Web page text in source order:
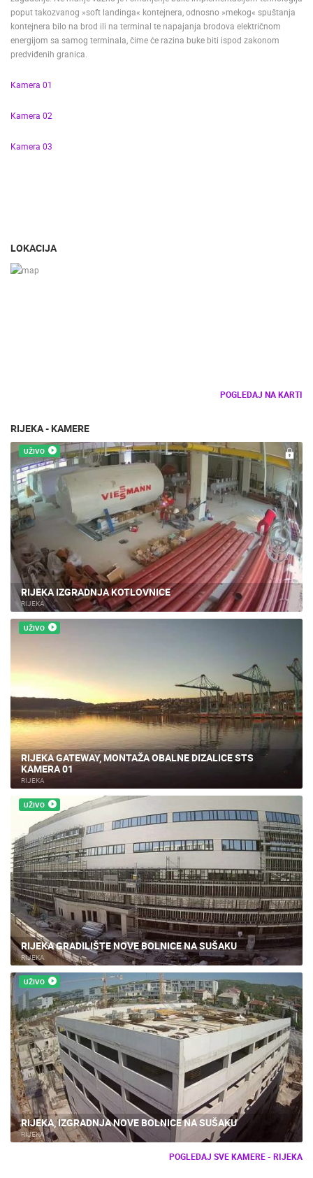
poput takozvanog »soft landinga« kontejnera, odnosno »mekog« spuštanja
kontejnera bilo na brod ili na terminal te napajanja brodova električnom
energijom sa samog terminala, čime će razina buke biti ispod zakonom
predviđenih granica.
Kamera 01
Kamera 02
Kamera 03
LOKACIJA
POGLEDAJ NA KARTI
RIJEKA - KAMERE
UŽIVO
RIJEKA IZGRADNJA KOTLOVNICE
RIJEKA
UŽIVO
RIJEKA GATEWAY, MONTAŽA OBALNE DIZALICE STS
KAMERA 01
RIJEKA
UŽIVO
RIJEKA GRADILIŠTE NOVE BOLNICE NA SUŠAKU
RIJEKA
UŽIVO
RIJEKA, IZGRADNJA NOVE BOLNICE NA SUŠAKU
RIJEKA
POGLEDAJ SVE KAMERE - RIJEKA